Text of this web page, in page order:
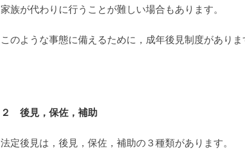
家族が代わりに行うことが難しい場合もあります。
このような事態に備えるために，成年後見制度がありま
２ 後見，保佐，補助
法定後見は，後見，保佐，補助の３種類があります。